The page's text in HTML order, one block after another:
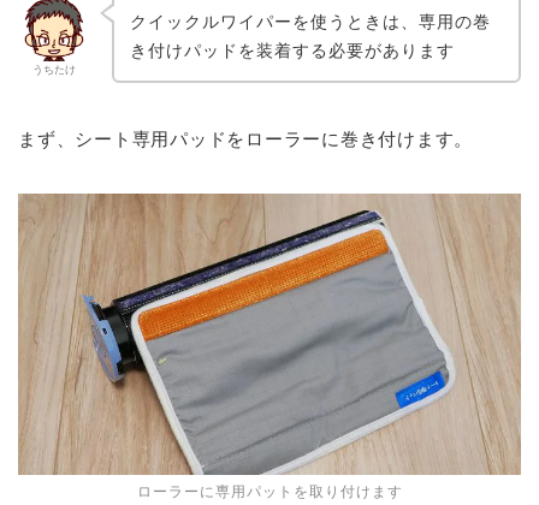
うちたけ
クイックルワイパーを使うときは、専用の巻
き付けパッドを装着する必要があります
まず、シート専用パッドをローラーに巻き付けます。
ローラーに専用パットを取り付けます